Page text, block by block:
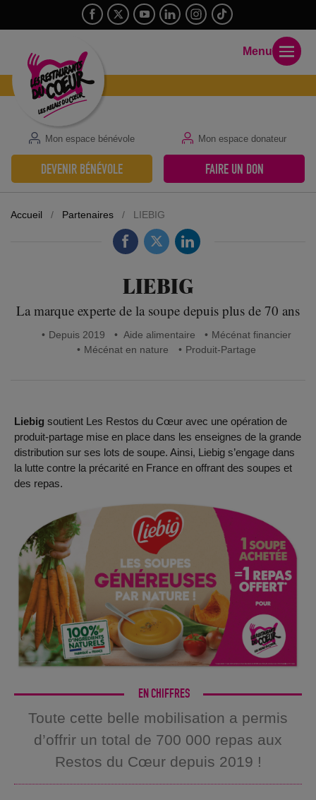
Mon espace bénévole Mon espace donateur
DEVENIR BÉNÉVOLE FAIRE UN DON
Menu
Accueil / Partenaires / LIEBIG
LIEBIG
La marque experte de la soupe depuis plus de 70 ans
Depuis 2019 Aide alimentaire
Mécénat financier
Mécénat en nature
Produit-Partage
Liebig soutient Les Restos du Cœur avec une opération de
produit-partage mise en place dans les enseignes de la grande
distribution sur ses lots de soupe. Ainsi, Liebig s’engage dans
la lutte contre la précarité en France en offrant des soupes et
des repas.
Toute cette belle mobilisation a permis
d’offrir un total de 700 000 repas aux
Restos du Cœur depuis 2019 !